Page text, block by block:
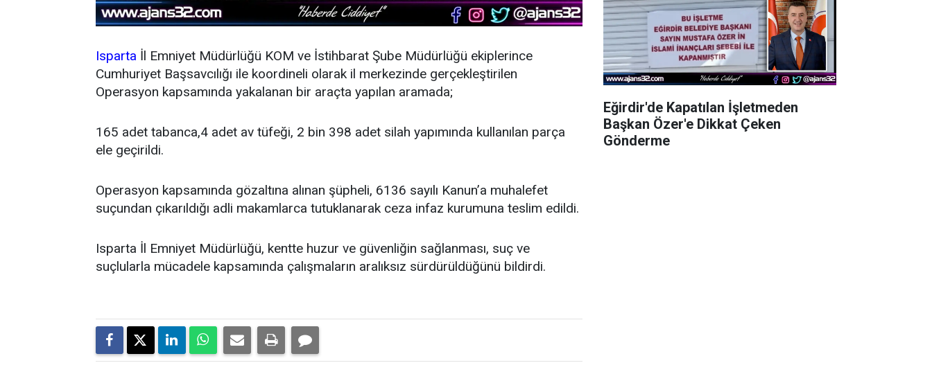
Isparta İl Emniyet Müdürlüğü KOM ve İstihbarat Şube Müdürlüğü ekiplerince
Cumhuriyet Başsavcılığı ile koordineli olarak il merkezinde gerçekleştirilen
Operasyon kapsamında yakalanan bir araçta yapılan aramada;
165 adet tabanca,4 adet av tüfeği, 2 bin 398 adet silah yapımında kullanılan parça
ele geçirildi.
Operasyon kapsamında gözaltına alınan şüpheli, 6136 sayılı Kanun’a muhalefet
suçundan çıkarıldığı adli makamlarca tutuklanarak ceza infaz kurumuna teslim edildi.
Isparta İl Emniyet Müdürlüğü, kentte huzur ve güvenliğin sağlanması, suç ve
suçlularla mücadele kapsamında çalışmaların aralıksız sürdürüldüğünü bildirdi.
Eğirdir'de Kapatılan İşletmeden
Başkan Özer'e Dikkat Çeken
Gönderme